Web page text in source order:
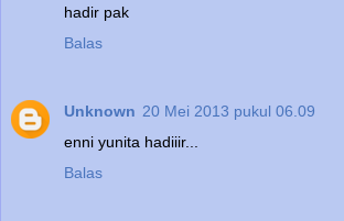
hadir pak
Balas
Unknown 20 Mei 2013 pukul 06.09
enni yunita hadiiir...
Balas